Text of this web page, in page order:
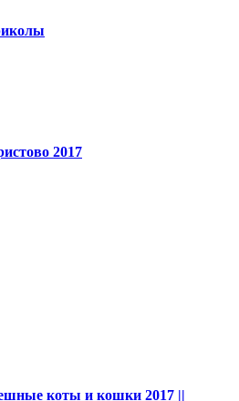
2017
коты и кошки 2017 ||